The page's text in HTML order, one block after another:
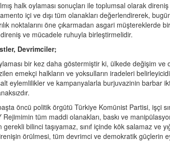
halk oylaması sonuçları ile toplumsal olarak
içi ve dışı tüm olanakları değerlendirerek,
noktalarını öne çıkarmadan asgari müştereklerde
ve mücadele ruhuyla birleştirmelidir.
Devrimciler;
bir kez daha göstermiştir ki, ülkede değişim ve
ezilen emekçi halkların ve yoksulların iradeleri
eylemlilikler ve kampanyalarla burjuvazinin barbar
başta öncü politik örgütü Türkiye Komünist Partisi, işçi
tüm maddi olanakları, baskı ve
bilinci taşıyamaz, sınıf içinde kök salamaz ve
örülmesi, tüm devrimci ve demokratik güçlerin